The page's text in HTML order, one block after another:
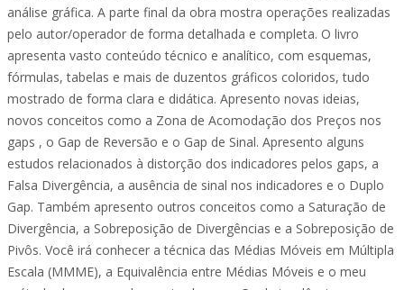
análise gráfica. A parte final da obra mostra operações realizadas
pelo autor/operador de forma detalhada e completa. O livro
apresenta vasto conteúdo técnico e analítico, com esquemas,
fórmulas, tabelas e mais de duzentos gráficos coloridos, tudo
mostrado de forma clara e didática. Apresento novas ideias,
novos conceitos como a Zona de Acomodação dos Preços nos
gaps , o Gap de Reversão e o Gap de Sinal. Apresento alguns
estudos relacionados à distorção dos indicadores pelos gaps, a
Falsa Divergência, a ausência de sinal nos indicadores e o Duplo
Gap. Também apresento outros conceitos como a Saturação de
Divergência, a Sobreposição de Divergências e a Sobreposição de
Pivôs. Você irá conhecer a técnica das Médias Móveis em Múltipla
Escala (MMME), a Equivalência entre Médias Móveis e o meu